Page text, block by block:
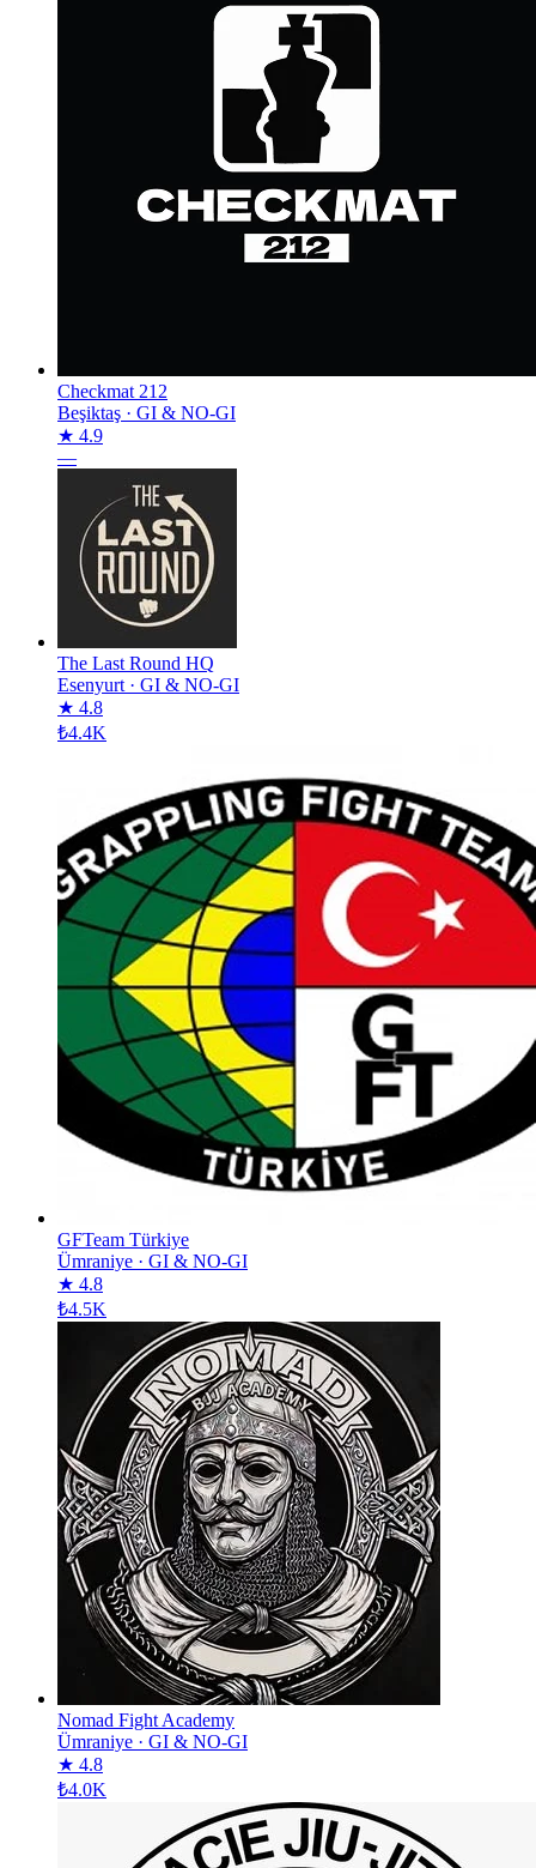
Checkmat 212
Beşiktaş · GI & NO-GI
★ 4.9
—
The Last Round HQ
Esenyurt · GI & NO-GI
★ 4.8
₺4.4K
GFTeam Türkiye
Ümraniye · GI & NO-GI
★ 4.8
₺4.5K
Nomad Fight Academy
Ümraniye · GI & NO-GI
★ 4.8
₺4.0K